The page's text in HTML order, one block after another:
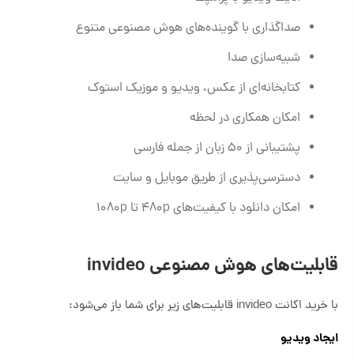
صداگذاری با گوینده‌های هوش مصنوعی متنوع
شبیه‌سازی صدا
کتابخانه‌ای از عکس، ویدیو و موزیک استوک
امکان همکاری در لحظه
پشتیبانی از ۵۰ زبان از جمله فارسی
دسترسی‌پذیری از طریق موبایل و سایت
امکان دانلود با کیفیت‌های 480p تا 1080p
قابلیت‌های هوش مصنوعی invideo
با خرید اکانت invideo قابلیت‌های زیر برای شما باز می‌شود:
ایجاد ویدیو